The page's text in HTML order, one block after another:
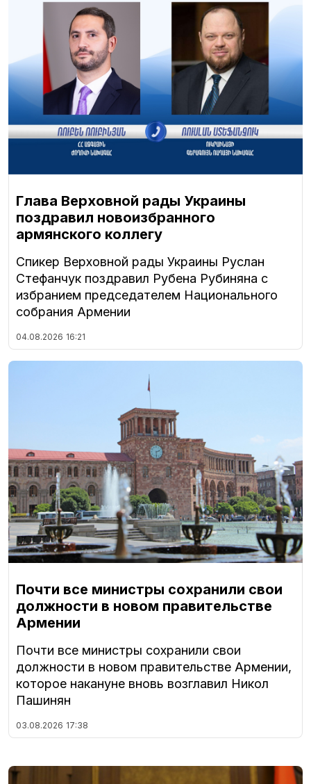
Глава Верховной рады Украины
поздравил новоизбранного
армянского коллегу
Спикер Верховной рады Украины Руслан
Стефанчук поздравил Рубена Рубиняна с
избранием председателем Национального
собрания Армении
04.08.2026 16:21
Почти все министры сохранили свои
должности в новом правительстве
Армении
Почти все министры сохранили свои
должности в новом правительстве Армении,
которое накануне вновь возглавил Никол
Пашинян
03.08.2026 17:38